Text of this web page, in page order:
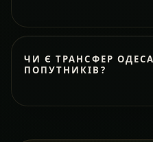
ЧИ Є ТРАНСФЕР
ПОПУТНИКІВ?